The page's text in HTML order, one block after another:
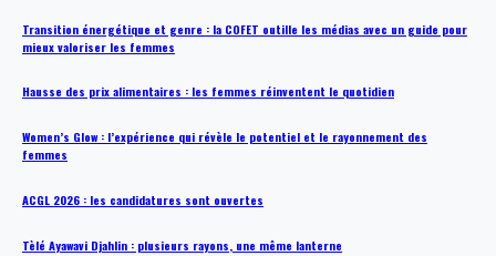
Transition énergétique et genre : la COFET outille les médias avec un guide pour
mieux valoriser les femmes
Hausse des prix alimentaires : les femmes réinventent le quotidien
Women’s Glow : l’expérience qui révèle le potentiel et le rayonnement des
femmes
ACGL 2026 : les candidatures sont ouvertes
Tèlé Ayawavi Djahlin : plusieurs rayons, une même lanterne